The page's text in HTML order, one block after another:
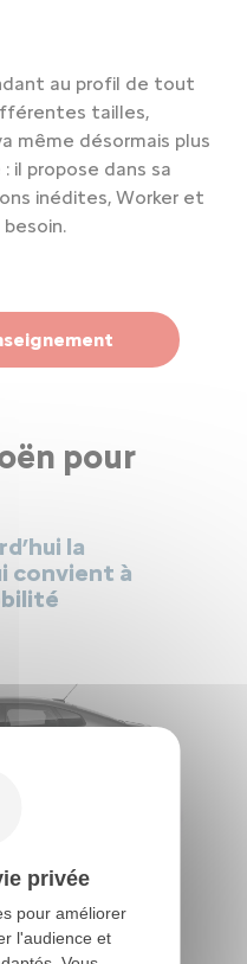
au profil de tout
tailles,
même désormais plus
il propose dans sa
inédites, Worker et
pour
la
convient à
& Ë C4X
€ TTC
privée
pour améliorer
l'audience et